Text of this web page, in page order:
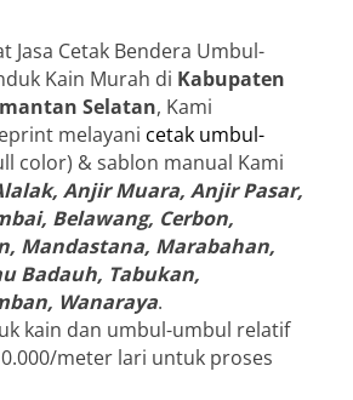
Jasa Cetak Bendera Umbul-
Kain Murah di Kabupaten
Selatan, Kami
melayani cetak umbul-
color) & sablon manual Kami
Anjir Muara, Anjir Pasar,
Belawang, Cerbon,
Mandastana, Marabahan,
Badauh, Tabukan,
Wanaraya.
kain dan umbul-umbul relatif
meter lari untuk proses